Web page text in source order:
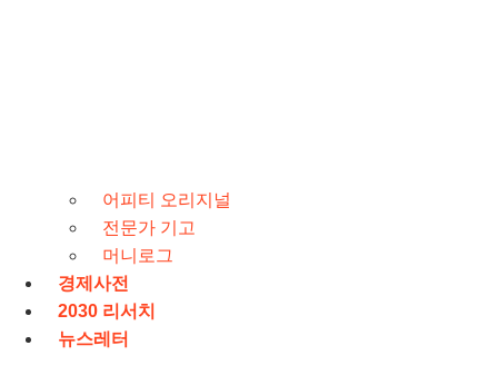
어피티 오리지널
전문가 기고
머니로그
경제사전
2030 리서치
뉴스레터